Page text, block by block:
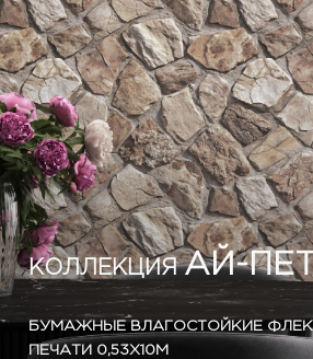
КОЛЛЕКЦИЯАЙ-
БУМАЖНЫЕ ВЛАГОСТОЙКИЕ
ПЕЧАТИ 0,53X10М